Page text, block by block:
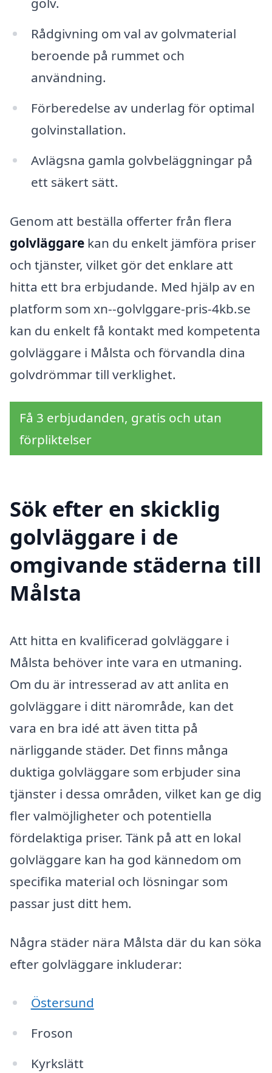
Rådgivning om val av golvmaterial
beroende på rummet och
användning.
Förberedelse av underlag för optimal
golvinstallation.
Avlägsna gamla golvbeläggningar på
ett säkert sätt.
Genom att beställa offerter från flera
golvläggare kan du enkelt jämföra priser
och tjänster, vilket gör det enklare att
hitta ett bra erbjudande. Med hjälp av en
platform som xn--golvlggare-pris-4kb.se
kan du enkelt få kontakt med kompetenta
golvläggare i Målsta och förvandla dina
golvdrömmar till verklighet.
Få 3 erbjudanden, gratis och utan
förpliktelser
Sök efter en skicklig
golvläggare i de
omgivande städerna till
Målsta
Att hitta en kvalificerad golvläggare i
Målsta behöver inte vara en utmaning.
Om du är intresserad av att anlita en
golvläggare i ditt närområde, kan det
vara en bra idé att även titta på
närliggande städer. Det finns många
duktiga golvläggare som erbjuder sina
tjänster i dessa områden, vilket kan ge dig
fler valmöjligheter och potentiella
fördelaktiga priser. Tänk på att en lokal
golvläggare kan ha god kännedom om
specifika material och lösningar som
passar just ditt hem.
Några städer nära Målsta där du kan söka
efter golvläggare inkluderar:
Östersund
Froson
Kyrkslätt